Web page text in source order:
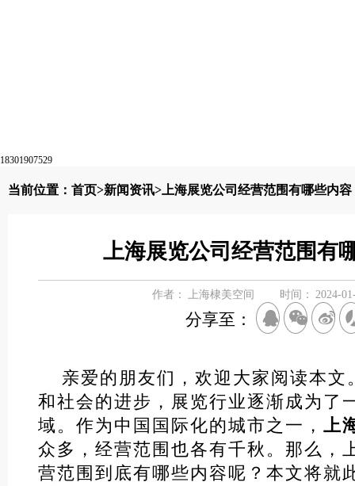
18301907529
当前位置： 首页>新闻资讯>上海展览公司经营范围有哪些内容
上海展览公司经营范围有
作者： 上海棣美空间 时间： 2024-
分享至：
亲爱的朋友们，欢迎大家阅读本文
和社会的进步，展览行业逐渐成为了
域。作为中国国际化的城市之一，上
众多，经营范围也各有千秋。那么，
营范围到底有哪些内容呢？本文将就